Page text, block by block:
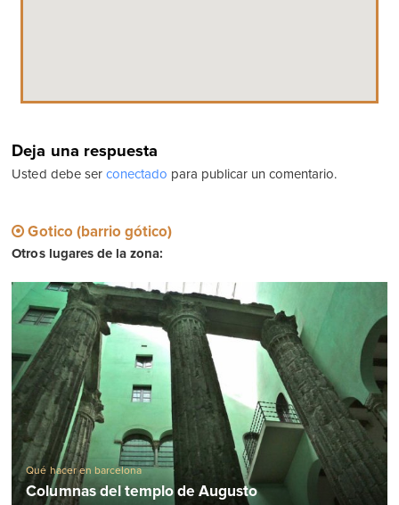
Deja una respuesta
Usted debe ser conectado para publicar un comentario.
Gotico (barrio gótico)
Otros lugares de la zona:
Qué hacer en barcelona
Columnas del templo de Augusto